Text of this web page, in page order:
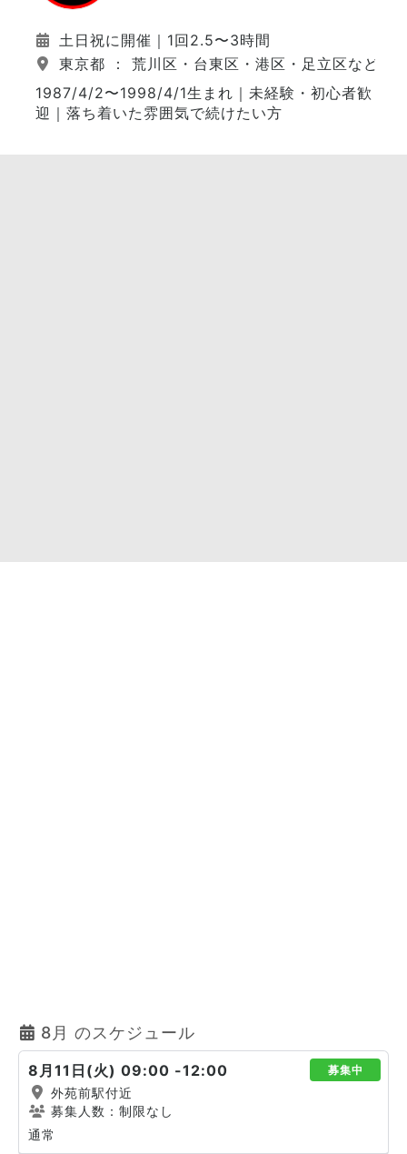
土日祝に開催｜1回2.5〜3時間
東京都 ： 荒川区・台東区・港区・足立区など（
1987/4/2〜1998/4/1生まれ｜未経験・初心者歓
迎｜落ち着いた雰囲気で続けたい方
8月 のスケジュール
8月11日(火) 09:00 -12:00 募集中
外苑前駅付近
募集人数：制限なし
通常